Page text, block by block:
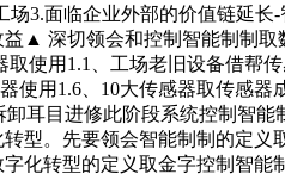
3.面临企业外部的价值链延
▲ 深切领会和控制智能制制
使用1.1、工场老旧设备借帮
用1.6、10大传感器取传感
耳目进修此阶段系统控制智
型。先要领会智能制制的定
化转型的定义取金字控制智能